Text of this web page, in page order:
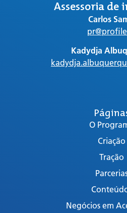
O
Criação
Tração
Negócios em
Assessoria de
Carlos
Kadydja